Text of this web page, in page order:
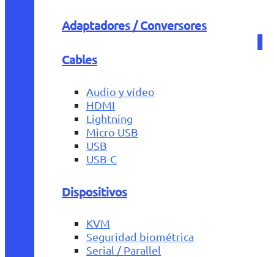
Adaptadores / Conversores
Cables
Audio y vídeo
HDMI
Lightning
Micro USB
USB
USB-C
Dispositivos
KVM
Seguridad biométrica
Serial / Parallel